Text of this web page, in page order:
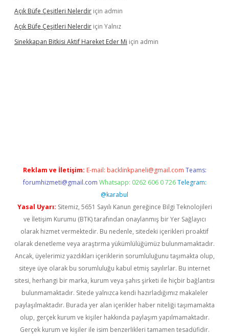
Açık Büfe Çeşitleri Nelerdir için admin
Açık Büfe Çeşitleri Nelerdir için Yalnız
Sinekkapan Bitkisi Aktif Hareket Eder Mi için admin
Reklam ve İletişim: E-mail: backlinkpaneli@gmail.com Teams:
forumhizmeti@gmail.com Whatsapp: 0262 606 0 726 Telegram:
@karabul
Yasal Uyarı: Sitemiz, 5651 Sayılı Kanun gereğince Bilgi Teknolojileri
ve İletişim Kurumu (BTK) tarafından onaylanmış bir Yer Sağlayıcı
olarak hizmet vermektedir. Bu nedenle, sitedeki içerikleri proaktif
olarak denetleme veya araştırma yükümlülüğümüz bulunmamaktadır.
Ancak, üyelerimiz yazdıkları içeriklerin sorumluluğunu taşımakta olup,
siteye üye olarak bu sorumluluğu kabul etmiş sayılırlar. Bu internet
sitesi, herhangi bir marka, kurum veya şahıs şirketi ile hiçbir bağlantısı
bulunmamaktadır. Sitede yalnızca kendi hazırladığımız makaleler
paylaşılmaktadır. Burada yer alan içerikler haber niteliği taşımamakta
olup, gerçek kurum ve kişiler hakkında paylaşım yapılmamaktadır.
Gerçek kurum ve kişiler ile isim benzerlikleri tamamen tesadüfidir.